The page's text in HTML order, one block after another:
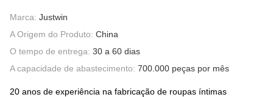
Marca: Justwin
A Origem do Produto: China
O tempo de entrega: 30 a 60 dias
A capacidade de abastecimento: 700.000 peças por mês
20 anos de experiência na fabricação de roupas íntimas